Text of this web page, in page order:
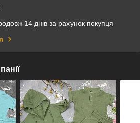
14 днів за рахунок покупця